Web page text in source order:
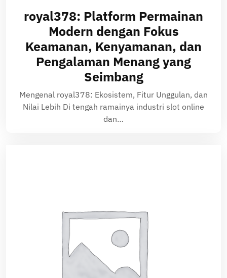
royal378: Platform Permainan
Modern dengan Fokus
Keamanan, Kenyamanan, dan
Pengalaman Menang yang
Seimbang
Mengenal royal378: Ekosistem, Fitur Unggulan, dan
Nilai Lebih Di tengah ramainya industri slot online
dan…